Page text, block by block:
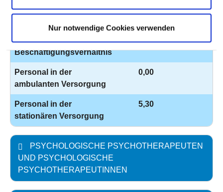
Nur notwendige Cookies verwenden
Personal mit direktem
5,30
Personal ohne direktes
Beschäftigungsverhältnis
0,00
Personal in der
ambulanten Versorgung
0,00
Personal in der
stationären Versorgung
5,30
PSYCHOLOGISCHE PSYCHOTHERAPEUTEN
UND PSYCHOLOGISCHE
PSYCHOTHERAPEUTINNEN